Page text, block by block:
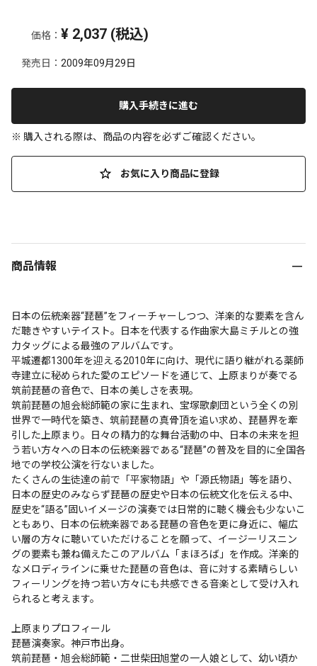
価格： ¥ 2,037 (税込)
発売日： 2009年09月29日
購入手続きに進む
※ 購入される際は、商品の内容を必ずご確認ください。
お気に入り商品に登録
商品情報
日本の伝統楽器“琵琶”をフィーチャーしつつ、洋楽的な要素を含ん
だ聴きやすいテイスト。日本を代表する作曲家大島ミチルとの強
力タッグによる最強のアルバムです。
平城遷都1300年を迎える2010年に向け、現代に語り継がれる薬師
寺建立に秘められた愛のエピソードを通じて、上原まりが奏でる
筑前琵琶の音色で、日本の美しさを表現。
筑前琵琶の旭会総師範の家に生まれ、宝塚歌劇団という全くの別
世界で一時代を築き、筑前琵琶の真骨頂を追い求め、琵琶界を牽
引した上原まり。日々の精力的な舞台活動の中、日本の未来を担
う若い方々への日本の伝統楽器である“琵琶”の普及を目的に全国各
地での学校公演を行ないました。
たくさんの生徒達の前で「平家物語」や「源氏物語」等を語り、
日本の歴史のみならず琵琶の歴史や日本の伝統文化を伝える中、
歴史を“語る”固いイメージの演奏では日常的に聴く機会も少ないこ
ともあり、日本の伝統楽器である琵琶の音色を更に身近に、幅広
い層の方々に聴いていただけることを願って、イージーリスニン
グの要素も兼ね備えたこのアルバム「まほろば」を作成。洋楽的
なメロディラインに乗せた琵琶の音色は、音に対する素晴らしい
フィーリングを持つ若い方々にも共感できる音楽として受け入れ
られると考えます。
上原まりプロフィール
琵琶演奏家。神戸市出身。
筑前琵琶・旭会総師範・二世柴田旭堂の一人娘として、幼い頃か